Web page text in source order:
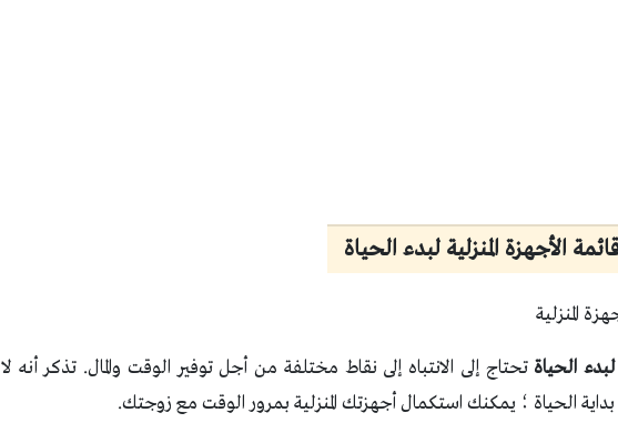
الأجهزة المنزلية لبدء الحياة
لبدء الحياة تحتاج إلى الانتباه إلى نقاط مختلفة من أجل توفير الوقت والمال. تذكر أنه لا
الحياة ؛ يمكنك استكمال أجهزتك المنزلية بمرور الوقت مع زوجتك.